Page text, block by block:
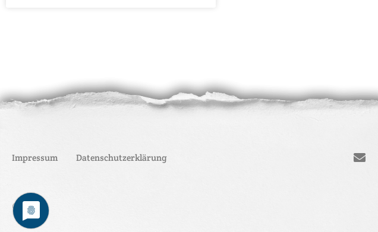
Impressum Datenschutzerklärung
© 2019